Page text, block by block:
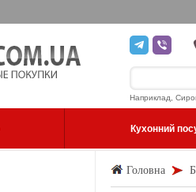
Наприклад,
Кухонний
Головна